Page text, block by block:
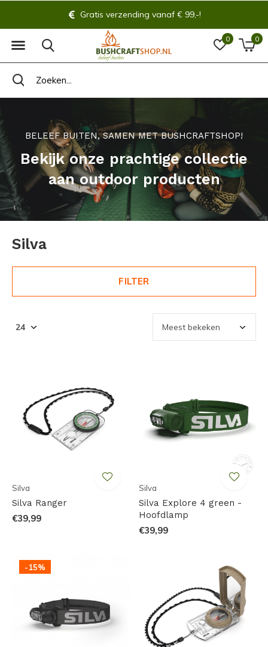
0 0
Gratis verzending vanaf € 99,-!
BELEEF BUITEN, SAMEN MET BUSHCRAFTSHOP!
Bekijk onze prachtige collectie
aan outdoor producten
Silva
FILTER
Silva
Silva Ranger
€39,99
Silva
Silva Explore 4 green -
Hoofdlamp
€39,99
-15%